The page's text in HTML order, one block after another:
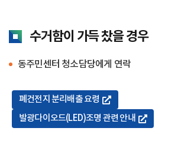
수거함이 가득 찼을 경우
동주민센터 청소담당에게 연락
폐건전지 분리배출 요령
발광다이오드(LED)조명 관련 안내